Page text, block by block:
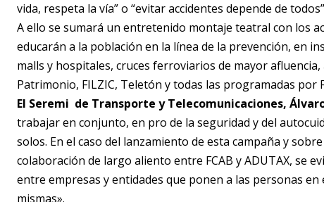
vida, respeta la vía” o “evitar accidentes depende de
A ello se sumará un entretenido montaje teatral con los
educarán a la población en la línea de la prevención, en
malls y hospitales, cruces ferroviarios de mayor
Patrimonio, FILZIC, Teletón y todas las programadas por
El Seremi de Transporte y Telecomunicaciones,
trabajar en conjunto, en pro de la seguridad y del
solos. En el caso del lanzamiento de esta campaña y
colaboración de largo aliento entre FCAB y ADUTAX, se
entre empresas y entidades que ponen a las personas
mismas».